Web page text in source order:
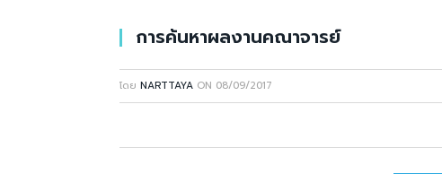
การค้นหาผลงานคณาจารย์
โดย NARTTAYA ON 08/09/2017